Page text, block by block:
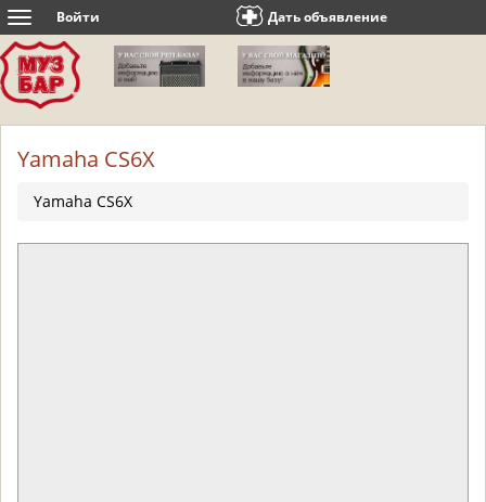
Toggle
navigation
Войти Дать объявление
Yamaha CS6X
Yamaha CS6X